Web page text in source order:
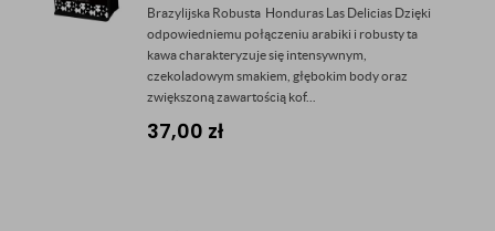
Brazylijska Robusta Honduras Las Delicias Dzięki
odpowiedniemu połączeniu arabiki i robusty ta
kawa charakteryzuje się intensywnym,
czekoladowym smakiem, głębokim body oraz
zwiększoną zawartością kof...
37,00 zł